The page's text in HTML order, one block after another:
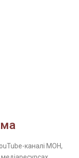
каналі МОН,